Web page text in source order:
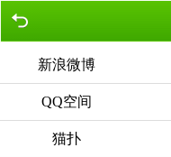
新浪微博
QQ空间
猫扑